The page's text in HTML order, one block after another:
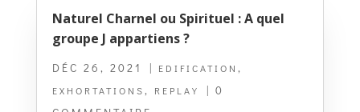
Naturel Charnel ou Spirituel : A quel
groupe J appartiens ?
DÉC 26, 2021 | EDIFICATION ,
EXHORTATIONS, REPLAY
| 0